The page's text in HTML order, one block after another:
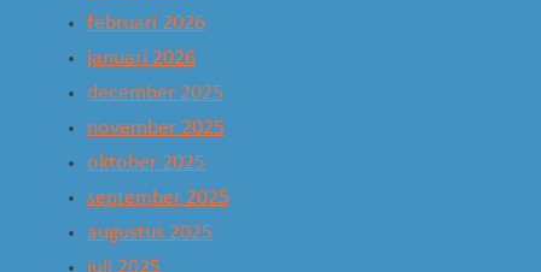
februari 2026
januari 2026
december 2025
november 2025
oktober 2025
september 2025
augustus 2025
juli 2025